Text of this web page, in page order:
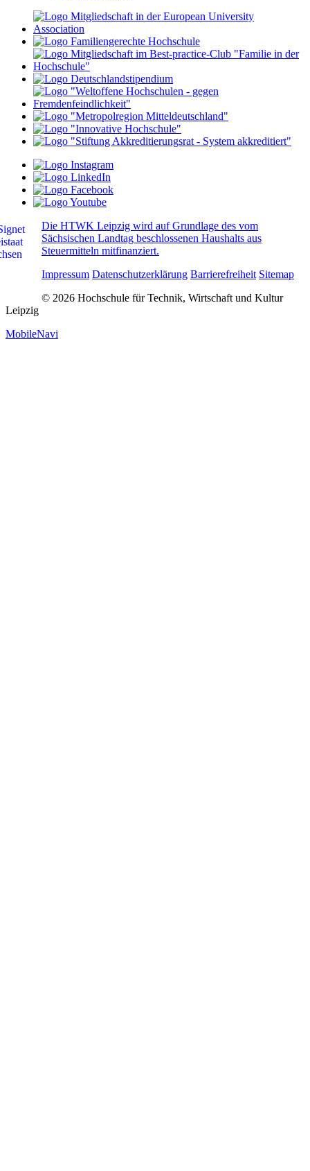
Die HTWK Leipzig wird auf Grundlage des vom
Sächsischen Landtag beschlossenen Haushalts aus
Steuermitteln mitfinanziert.
Impressum Datenschutzerklärung Barrierefreiheit Sitemap
© 2026 Hochschule für Technik, Wirtschaft und Kultur
Leipzig
MobileNavi